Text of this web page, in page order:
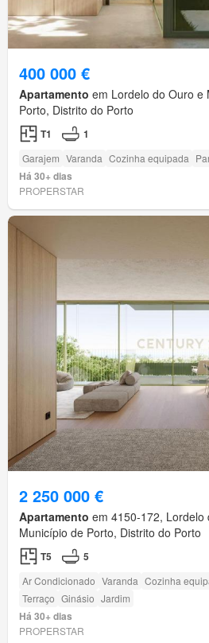
400 000 €
Apartamento em Lordelo do Ouro e
Porto, Distrito do Porto
T1 1
Garajem Varanda Cozinha equipada
Há 30+ dias
PROPERSTAR
2 250 000 €
Apartamento em 4150-172, Lordelo
Município de Porto, Distrito do Porto
T5 5
Ar Condicionado Varanda Cozinha
Terraço Ginásio Jardim
Há 30+ dias
PROPERSTAR